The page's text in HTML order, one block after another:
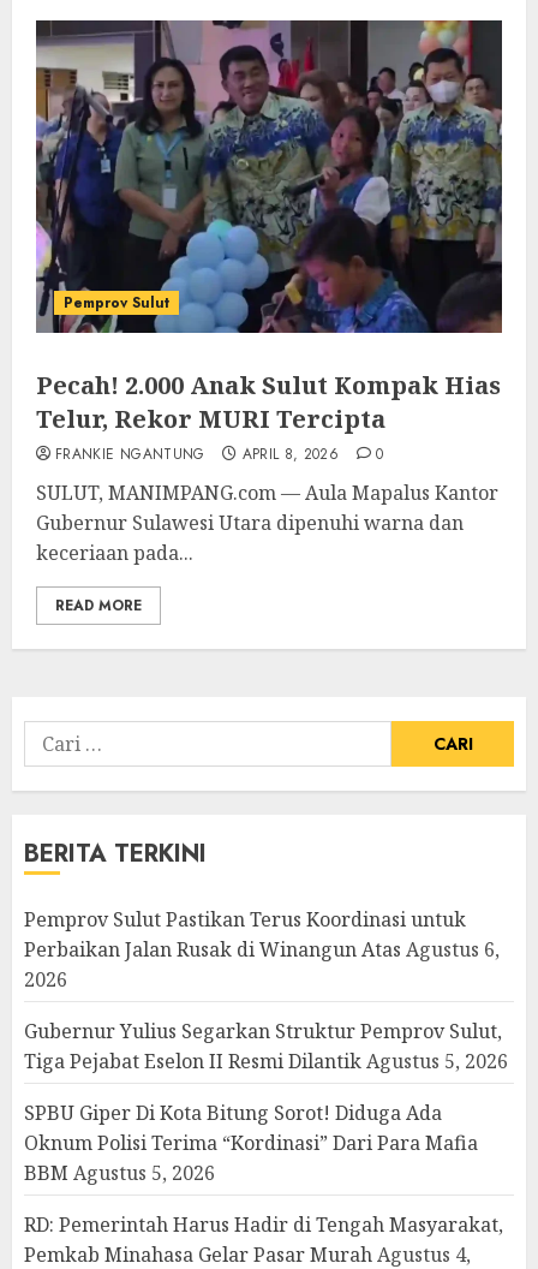
Pemprov Sulut
Pecah! 2.000 Anak Sulut Kompak Hias
Telur, Rekor MURI Tercipta
FRANKIE NGANTUNG APRIL 8, 2026 0
SULUT, MANIMPANG.com — Aula Mapalus Kantor
Gubernur Sulawesi Utara dipenuhi warna dan
keceriaan pada...
READ MORE
Cari
untuk:
BERITA TERKINI
Pemprov Sulut Pastikan Terus Koordinasi untuk
Perbaikan Jalan Rusak di Winangun Atas Agustus 6,
2026
Gubernur Yulius Segarkan Struktur Pemprov Sulut,
Tiga Pejabat Eselon II Resmi DilantikAgustus 5, 2026
SPBU Giper Di Kota Bitung Sorot! Diduga Ada
Oknum Polisi Terima “Kordinasi” Dari Para Mafia
BBM Agustus 5, 2026
RD: Pemerintah Harus Hadir di Tengah Masyarakat,
Pemkab Minahasa Gelar Pasar MurahAgustus 4,